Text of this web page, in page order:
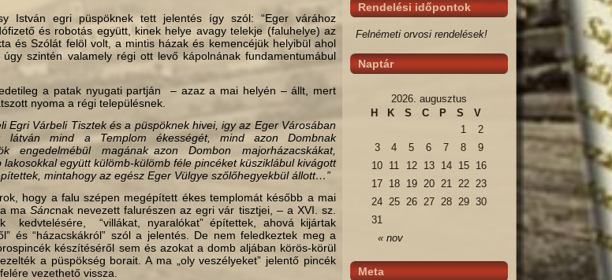
István egri püspöknek tett jelentés így szól: “Eger várához
és robotás együtt, kinek helye avagy telekje (faluhelye) az
és Szólát felöl volt, a mintis házak és kemencéjük helyibül ahol
szintén valamely régi ott levő kápolnának fundamentumábul
a patak nyugati partján – azaz a mai helyén – állt, mert
nyoma a régi településnek.
Egri Várbeli Tisztek és a püspöknek hivei, igy az Eger Városában
látván mind a Templom ékességét, mind azon Dombnak
engedelmébül magának azon Dombon majorházacskákat,
együtt külömb-külömb féle pincéket küsziklábul kivágott
mintahogy az egész Eger Vülgye szőlőhegyekbül állott…”
a falu szépen megépített ékes templomát később a mai
ma Sáncnak nevezett falurészen az egri vár tisztjei, – a XVI. sz.
kedvtelésére, “villákat, nyaralókat” építettek, ahová kijártak
és “házacskákról” szól a jelentés. De nem feledkeztek meg a
készítéséről sem és azokat a domb aljában körös-körül
a püspökség borait. A ma „oly veszélyeket” jelentő pincék
vezethető vissza.
Rendelési időpontok
Felnémeti orvosi rendelések!
Naptár
2026. augusztus
H
K S C P S V
« nov
1
2
3
4 5 6 7 8
9
10 11 12 13 14 15
16
17 18 19 20 21 22 23
24 25 26 27 28 29 30
31
Meta